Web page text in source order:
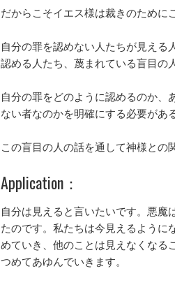
だからこそイエス様は裁きのために
自分の罪を認めない人たちが見える
認める人たち、蔑まれている盲目の
自分の罪をどのように認めるのか、
ない者なのかを明確にする必要があ
この盲目の人の話を通して神様との
Application：
自分は見えると言いたいです。悪
たのです。私たちは今見えるように
めていき、他のことは見えなくなる
つめてあゆんでいきます。